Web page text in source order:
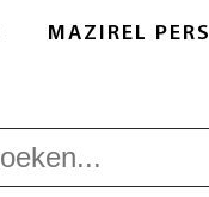
MAZIREL PERS